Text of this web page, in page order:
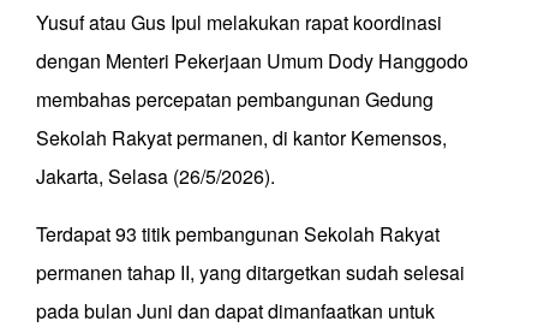
Yusuf atau Gus Ipul melakukan rapat koordinasi
dengan Menteri Pekerjaan Umum Dody Hanggodo
membahas percepatan pembangunan Gedung
Sekolah Rakyat permanen, di kantor Kemensos,
Jakarta, Selasa (26/5/2026).
Terdapat 93 titik pembangunan Sekolah Rakyat
permanen tahap II, yang ditargetkan sudah selesai
pada bulan Juni dan dapat dimanfaatkan untuk